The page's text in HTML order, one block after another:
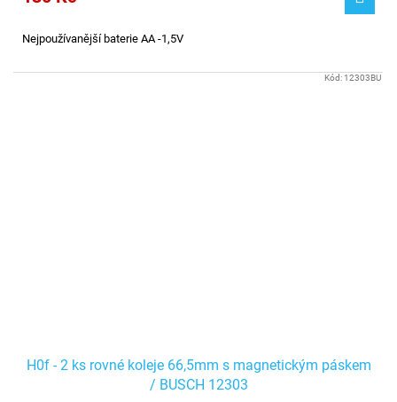
Nejpoužívanější baterie AA -1,5V
H0f - 2 ks rovné koleje 66,5mm s magnetickým páskem
/ BUSCH 12303
Kód: 12303BU